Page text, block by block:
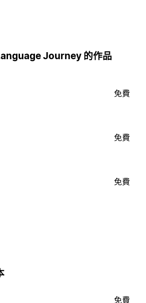
Journey 的作品
免費
免費
免費
免費